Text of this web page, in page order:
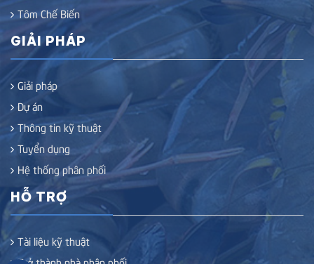
Tôm Chế Biến
GIẢI PHÁP
Giải pháp
Dự án
Thông tin kỹ thuật
Tuyển dụng
Hệ thống phân phối
HỖ TRỢ
Tài liệu kỹ thuật